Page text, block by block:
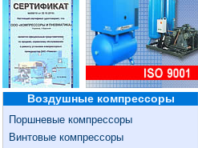
Воздушные компрессоры
Поршневые компрессоры
Винтовые компрессоры